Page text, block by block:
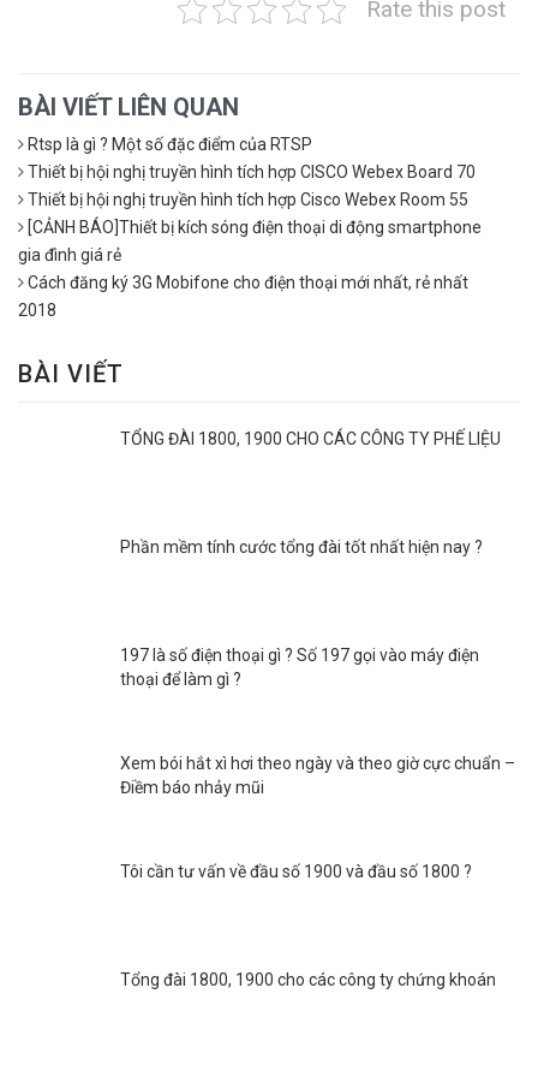
Rate this post
BÀI VIẾT LIÊN QUAN
Rtsp là gì ? Một số đặc điểm của RTSP
Thiết bị hội nghị truyền hình tích hợp CISCO Webex Board 70
Thiết bị hội nghị truyền hình tích hợp Cisco Webex Room 55
[CẢNH BÁO]Thiết bị kích sóng điện thoại di động smartphone
gia đình giá rẻ
Cách đăng ký 3G Mobifone cho điện thoại mới nhất, rẻ nhất
2018
BÀI VIẾT
TỔNG ĐÀI 1800, 1900 CHO CÁC CÔNG TY PHẾ LIỆU
Phần mềm tính cước tổng đài tốt nhất hiện nay ?
197 là số điện thoại gì ? Số 197 gọi vào máy điện
thoại để làm gì ?
Xem bói hắt xì hơi theo ngày và theo giờ cực chuẩn –
Điềm báo nhảy mũi
Tôi cần tư vấn về đầu số 1900 và đầu số 1800 ?
Tổng đài 1800, 1900 cho các công ty chứng khoán